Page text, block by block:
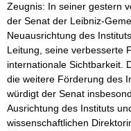
Zeugnis: In seiner gestern
der Senat der Leibniz-
Neuausrichtung des
Leitung, seine verbesserte
internationale Sichtbarkeit.
die weitere Förderung des
würdigt der Senat
Ausrichtung des Instituts
wissenschaftlichen